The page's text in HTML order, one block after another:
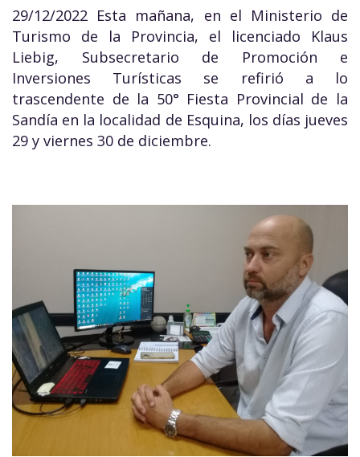
29/12/2022 Esta mañana, en el Ministerio de
Turismo de la Provincia, el licenciado Klaus
Liebig, Subsecretario de Promoción e
Inversiones Turísticas se refirió a lo
trascendente de la 50° Fiesta Provincial de la
Sandía en la localidad de Esquina, los días jueves
29 y viernes 30 de diciembre.